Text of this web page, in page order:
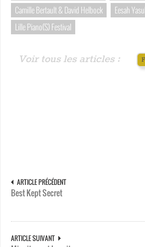
Camille Bertault & David Helbock
Eesah
Lille Piano(S) Festival
Voir tous les articles :
ARTICLE PRÉCÉDENT
Best Kept Secret
ARTICLE SUIVANT